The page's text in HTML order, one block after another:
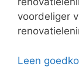
voordeliger
Leen